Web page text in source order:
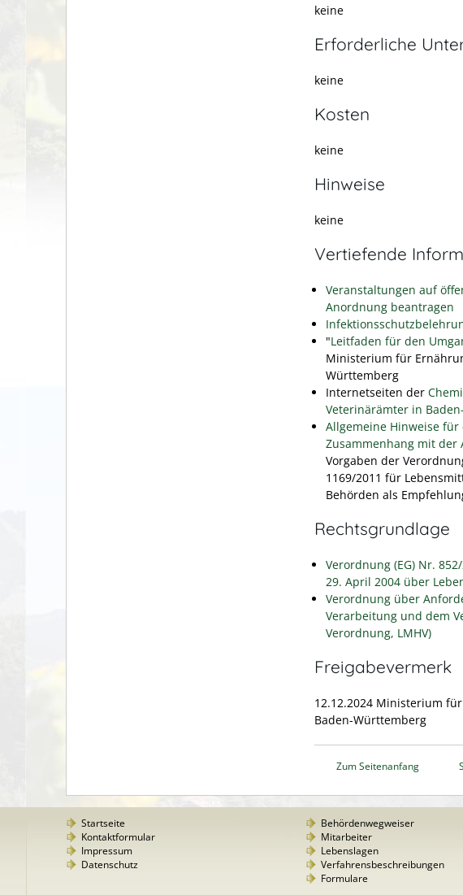
keine
Erforderliche
keine
Kosten
keine
Hinweise
keine
Vertiefende
Veranstaltungen auf
Anordnung beantragen
"Leitfaden für den
Ministerium für
Württemberg
Internetseiten der
Veterinärämter in
Allgemeine Hinweise
Zusammenhang mit der
Vorgaben der
1169/2011 für
Behörden als
Rechtsgrundlage
Verordnung (EG) Nr.
29. April 2004 über
Verordnung über
Verarbeitung und dem
Verordnung, LMHV)
Freigabevermerk
12.12.2024 Ministerium
Baden-Württemberg
Zum Seitenanfang
Startseite
Kontaktformular
Impressum
Datenschutz
Behördenwegweiser
Mitarbeiter
Lebenslagen
Verfahrensbeschreibungen
Formulare